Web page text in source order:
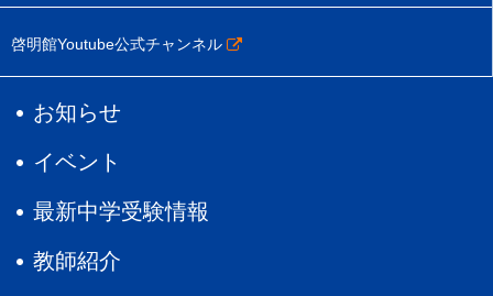
啓明館Youtube公式チャンネル
お知らせ
イベント
最新中学受験情報
教師紹介